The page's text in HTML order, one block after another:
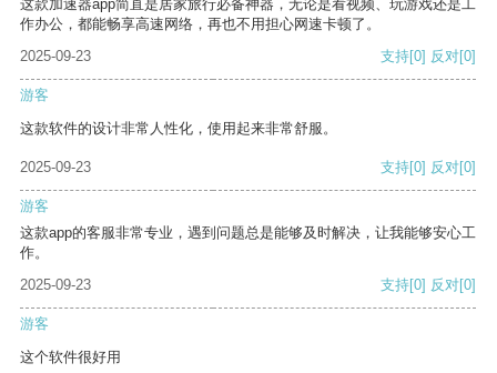
这款加速器app简直是居家旅行必备神器，无论是看视频、玩游戏还是工
作办公，都能畅享高速网络，再也不用担心网速卡顿了。
2025-09-23
支持[0] 反对[0]
游客
这款软件的设计非常人性化，使用起来非常舒服。
2025-09-23 支持[0] 反对[0]
游客
这款app的客服非常专业，遇到问题总是能够及时解决，让我能够安心工
作。
2025-09-23
支持[0] 反对[0]
游客
这个软件很好用